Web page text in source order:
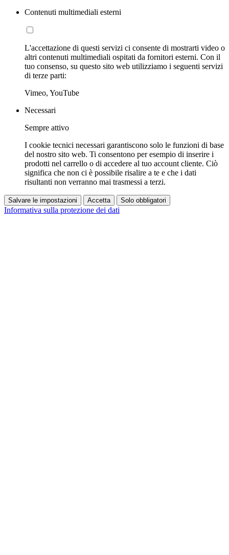
Contenuti multimediali esterni
L'accettazione di questi servizi ci consente di mostrarti video o
altri contenuti multimediali ospitati da fornitori esterni. Con il
tuo consenso, su questo sito web utilizziamo i seguenti servizi
di terze parti:
Vimeo, YouTube
Necessari
Sempre attivo
I cookie tecnici necessari garantiscono solo le funzioni di base
del nostro sito web. Ti consentono per esempio di inserire i
prodotti nel carrello o di accedere al tuo account cliente. Ciò
significa che non ci è possibile risalire a te e che i dati
risultanti non verranno mai trasmessi a terzi.
Salvare le impostazioni Accetta Solo obbligatori
Informativa sulla protezione dei dati